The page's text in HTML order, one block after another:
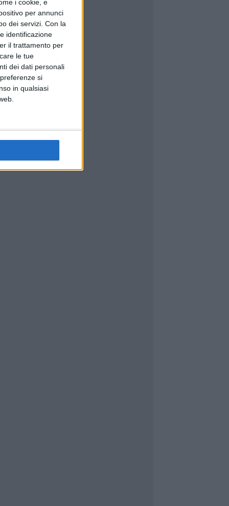
i cookie, e
per annunci
dei servizi. Con la
identificazione
il trattamento per
le tue
dei dati personali
si
in qualsiasi